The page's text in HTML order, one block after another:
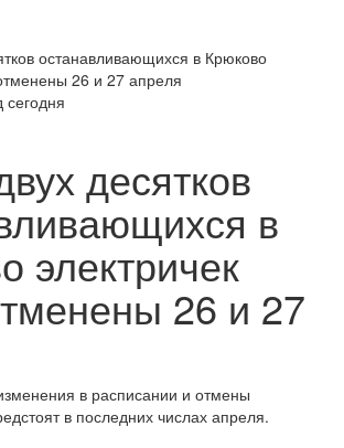
десятков
в
электричек
26 и 27
в расписании и отмены
в последних числах апреля.